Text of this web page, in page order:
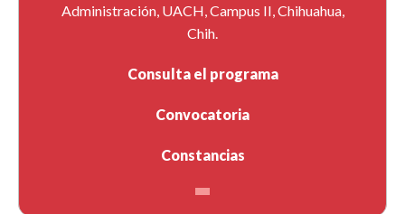
Administración, UACH, Campus II, Chihuahua,
Chih.
Consulta el programa
Convocatoria
Constancias